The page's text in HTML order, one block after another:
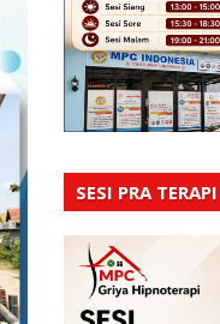
SESI PRA TERAPI